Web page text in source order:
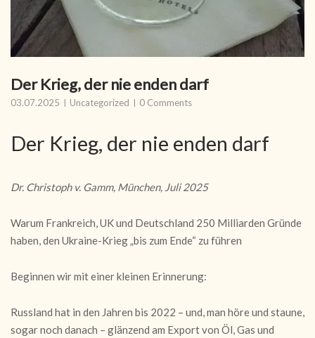
Der Krieg, der nie enden darf
03.07.2025 Uncategorized 0 Comments
Der Krieg, der nie enden darf
Dr. Christoph v. Gamm, München, Juli 2025
Warum Frankreich, UK und Deutschland 250 Milliarden Gründe
haben, den Ukraine-Krieg „bis zum Ende“ zu führen
Beginnen wir mit einer kleinen Erinnerung:
Russland hat in den Jahren bis 2022 – und, man höre und staune,
sogar noch danach – glänzend am Export von Öl, Gas und